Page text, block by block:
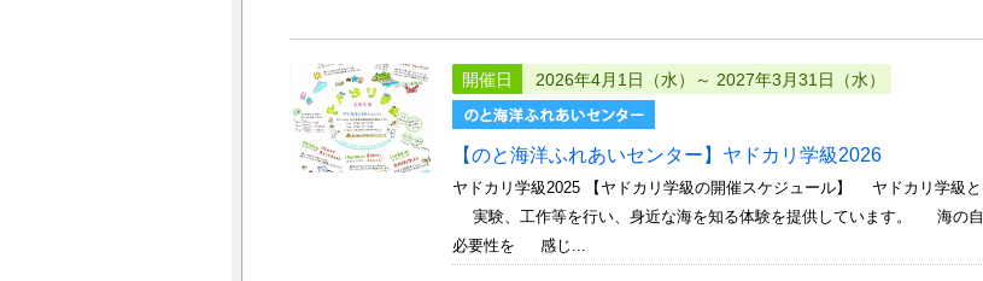
開催日 2026年4月1日（水）～ 2027年3月31日（水）
【のと海洋ふれあいセンター】ヤドカリ学級2026
ヤドカリ学級2025 【ヤドカリ学級の開催スケジュール】 ヤドカリ学級
実験、工作等を行い、身近な海を知る体験を提供しています。 海の自
必要性を 感じ...